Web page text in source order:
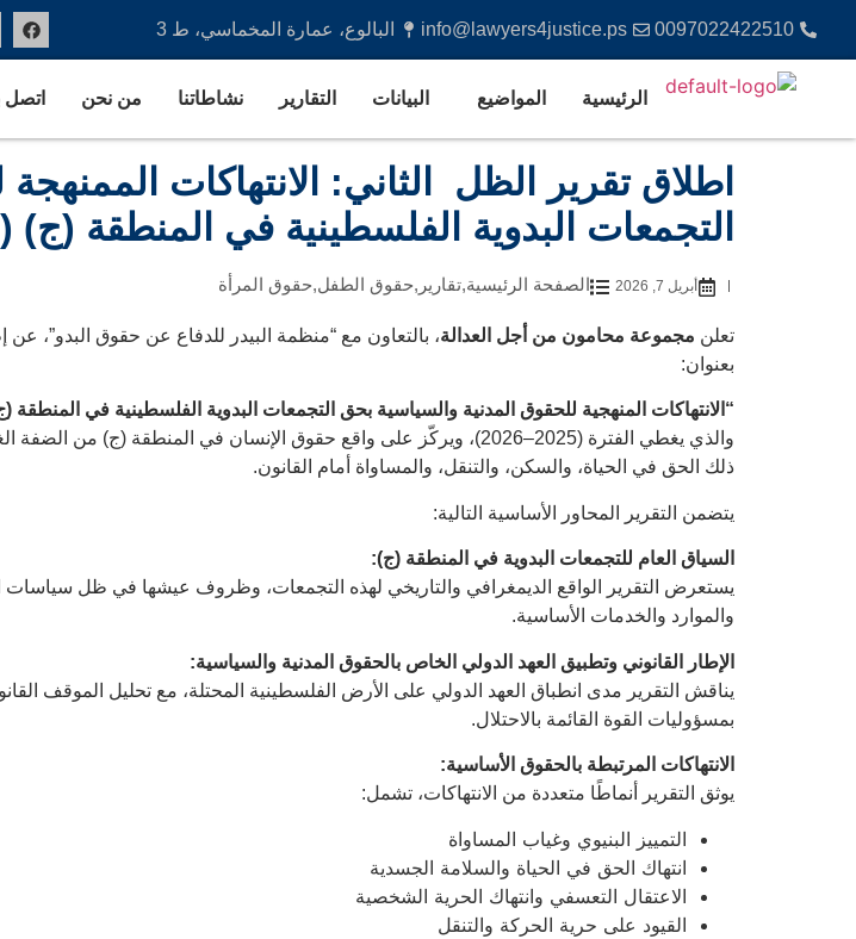
0097022422510
info@lawyers4justice.ps البالوع، عمارة المخماسي، ط 3
الرئيسية المواضيع البيانات التقارير نشاطاتنا من نحن اتصل
اطلاق تقرير الظل الثاني: الانتهاكات
التجمعات البدوية الفلسطينية في المنطقة (ج) (2025–2026)
أبريل 7, 2026 الصفحة الرئيسية,تقارير ,حقوق الطفل,حقوق المرأة
تعلن مجموعة محامون من أجل العدالة، بالتعاون مع “منظمة البيدر للدفاع عن حقوق البدو”، عن
بعنوان:
“الانتهاكات المنهجية للحقوق المدنية والسياسية بحق التجمعات البدوية الفلسطينية في المنطقة
والذي يغطي الفترة (2025–2026)، ويركّز على واقع حقوق الإنسان في
ذلك الحق في الحياة، والسكن، والتنقل، والمساواة أمام القانون.
يتضمن التقرير المحاور الأساسية التالية:
السياق العام للتجمعات البدوية في المنطقة (ج):
يستعرض التقرير الواقع الديمغرافي والتاريخي لهذه التجمعات، وظروف عيشها في ظل سياسات
والموارد والخدمات الأساسية.
الإطار القانوني وتطبيق العهد الدولي الخاص بالحقوق المدنية والسياسية:
يناقش التقرير مدى انطباق العهد الدولي على الأرض الفلسطينية المحتلة، مع تحليل الموقف
بمسؤوليات القوة القائمة بالاحتلال.
الانتهاكات المرتبطة بالحقوق الأساسية:
يوثق التقرير أنماطًا متعددة من الانتهاكات، تشمل:
التمييز البنيوي وغياب المساواة
انتهاك الحق في الحياة والسلامة الجسدية
الاعتقال التعسفي وانتهاك الحرية الشخصية
القيود على حرية الحركة والتنقل